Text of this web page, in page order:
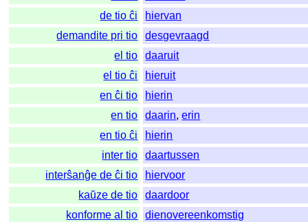
de tio ĉi
hiervan
demandite pri tio
desgevraagd
el tio
daaruit
el tio ĉi
hieruit
en ĉi tio
hierin
en tio
daarin,erin
en tio ĉi
hierin
inter tio
daartussen
interŝanĝe de ĉi tio
hiervoor
kaŭze de tio
daardoor
konforme al tio
dienovereenkomstig